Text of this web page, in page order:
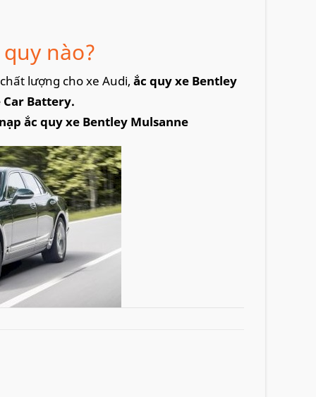
nào?
lượng cho xe Audi, ắc quy xe Bentley
Battery.
ắc quy xe Bentley Mulsanne